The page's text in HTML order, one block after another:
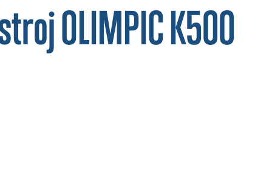
OLIMPIC K500